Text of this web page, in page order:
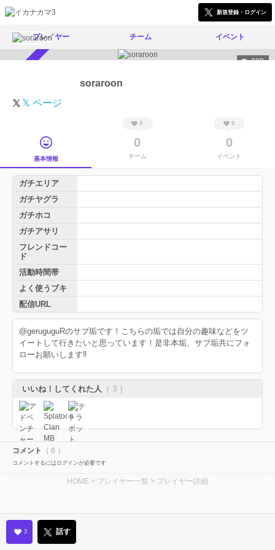
新規登録・ログイン
プレイヤー チーム イベント
280
soraroon
𝕏 ページ
基本情報
0
0
チーム
0
0
イベント
ガチエリア
ガチヤグラ
ガチホコ
ガチアサリ
フレンドコー
ド
活動時間帯
よく使うブキ
配信URL
@geruguguRのサブ垢です！こちらの垢では自分の趣味などをツ
イートして行きたいと思っています！是非本垢、サブ垢共にフォ
ローお願いします‼️
いいね！してくれた人 （ 3 ）
コメント （ 0 ）
コメントするにはログインが必要です
HOME > プレイヤー一覧 > プレイヤー詳細
3 話す